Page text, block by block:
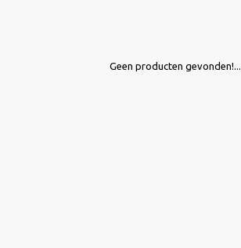
Geen producten gevonden!...